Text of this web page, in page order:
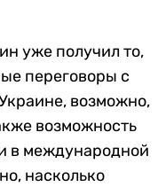
уже получил то,
переговоры с
возможно,
возможность
в международной
насколько